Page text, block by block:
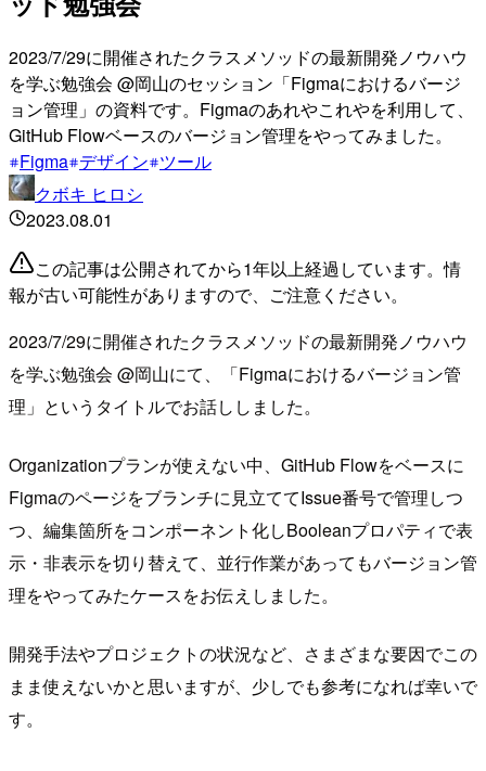
2023/7/29に開催されたクラスメソッドの最新開発ノウハウ
を学ぶ勉強会 @岡山のセッション「Figmaにおけるバージ
ョン管理」の資料です。Figmaのあれやこれやを利用して、
GitHub Flowベースのバージョン管理をやってみました。
Figma デザイン ツール
クボキ ヒロシ
2023.08.01
この記事は公開されてから1年以上経過しています。情
報が古い可能性がありますので、ご注意ください。
2023/7/29に開催されたクラスメソッドの最新開発ノウハウ
を学ぶ勉強会 @岡山にて、「Figmaにおけるバージョン管
理」というタイトルでお話ししました。
Organizationプランが使えない中、GitHub Flowをベースに
Figmaのページをブランチに見立ててIssue番号で管理しつ
つ、編集箇所をコンポーネント化しBooleanプロパティで表
示・非表示を切り替えて、並行作業があってもバージョン管
理をやってみたケースをお伝えしました。
開発手法やプロジェクトの状況など、さまざまな要因でこの
まま使えないかと思いますが、少しでも参考になれば幸いで
す。